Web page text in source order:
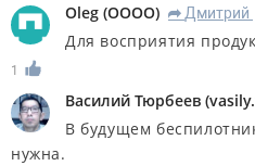
Oleg (OOOO) R Дмитрий
Для восприятия
1
Василий Тюрбеев (
В будущем
нужна.